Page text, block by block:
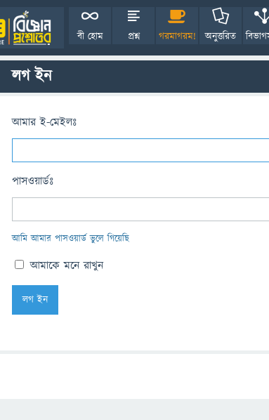
বী হোম প্রশ্ন গরমাগরম! অনুত্তরিত
লগ ইন
আমার ই-মেইলঃ
পাসওয়ার্ডঃ
আমি আমার পাসওয়ার্ড ভুলে গিয়েছি
আমাকে মনে রাখুন